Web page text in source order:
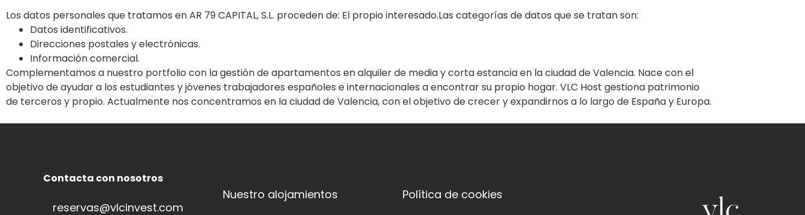
Los datos personales que tratamos en AR 79 CAPITAL, S.L. proceden de: El propio interesado.Las categorías de datos que se tratan son:
Datos identificativos.
Direcciones postales y electrónicas.
Información comercial.
Complementamos a nuestro portfolio con la gestión de apartamentos en alquiler de media y corta estancia en la ciudad de Valencia. Nace con el
objetivo de ayudar a los estudiantes y jóvenes trabajadores españoles e internacionales a encontrar su propio hogar. VLC Host gestiona patrimonio
de terceros y propio. Actualmente nos concentramos en la ciudad de Valencia, con el objetivo de crecer y expandirnos a lo largo de España y Europa.
Contacta con nosotros
reservas@vlcinvest.com
Nuestro alojamientos
Política de cookies